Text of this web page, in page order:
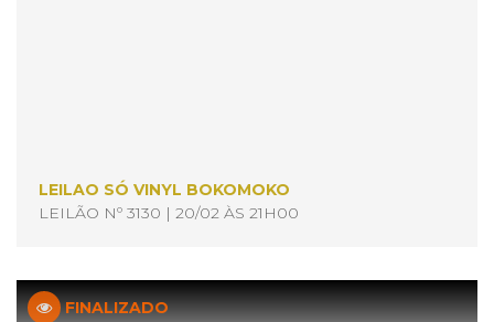
LEILAO SÓ VINYL BOKOMOKO
LEILÃO Nº 3130 | 20/02 ÀS 21H00
FINALIZADO